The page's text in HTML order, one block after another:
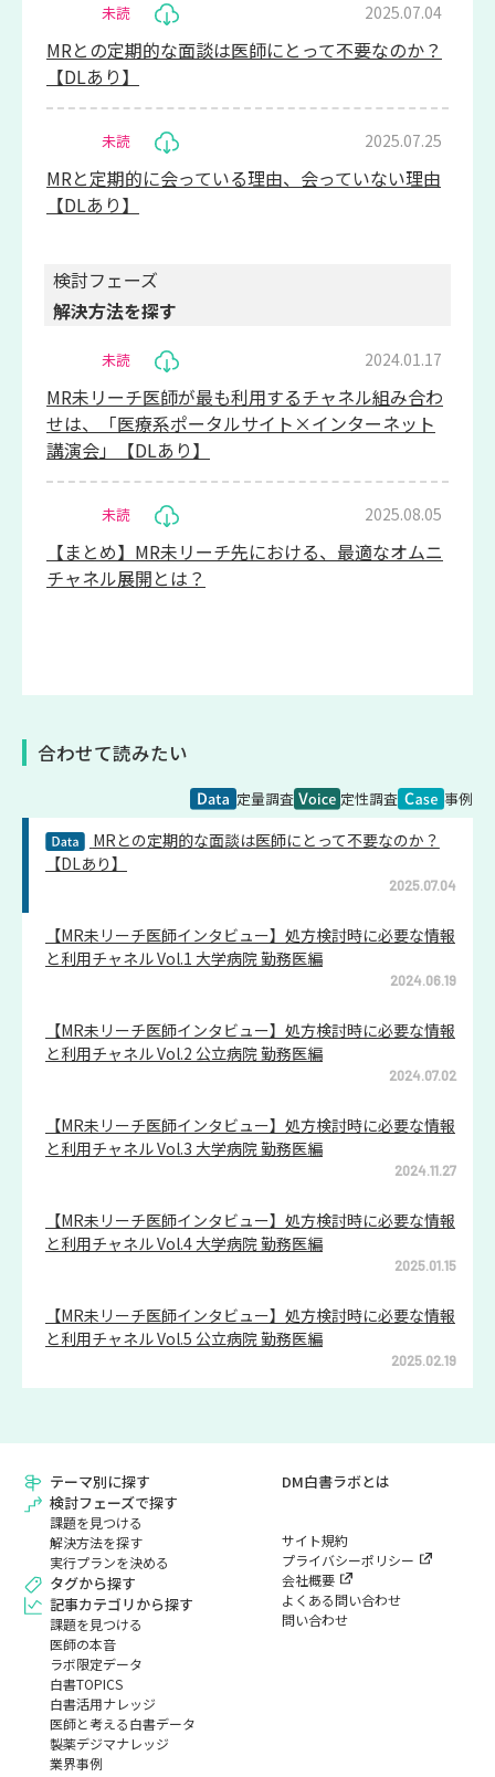
未読
MRとの定期的な面談は医師にとって不要なのか？
【DLあり】
2025.07.04
未読
MRと定期的に会っている理由、会っていない理由
【DLあり】
2025.07.25
検討フェーズ
解決方法を探す
未読
MR未リーチ医師が最も利用するチャネル組み合わ
せは、「医療系ポータルサイト×インターネット
講演会」【DLあり】
2024.01.17
未読
【まとめ】MR未リーチ先における、最適なオムニ
チャネル展開とは？
2025.08.05
合わせて読みたい
定量調査 定性調査 事例
MRとの定期的な面談は医師にとって不要なのか？
【DLあり】
2025.07.04
【MR未リーチ医師インタビュー】処方検討時に必要な情報
と利用チャネル Vol.1 大学病院 勤務医編
2024.06.19
【MR未リーチ医師インタビュー】処方検討時に必要な情報
と利用チャネル Vol.2 公立病院 勤務医編
2024.07.02
【MR未リーチ医師インタビュー】処方検討時に必要な情報
と利用チャネル Vol.3 大学病院 勤務医編
2024.11.27
【MR未リーチ医師インタビュー】処方検討時に必要な情報
と利用チャネル Vol.4 大学病院 勤務医編
2025.01.15
【MR未リーチ医師インタビュー】処方検討時に必要な情報
と利用チャネル Vol.5 公立病院 勤務医編
2025.02.19
テーマ別に探す
検討フェーズで探す
課題を見つける
解決方法を探す
実行プランを決める
タグから探す
記事カテゴリから探す
課題を見つける
医師の本音
ラボ限定データ
白書TOPICS
白書活用ナレッジ
医師と考える白書データ
製薬デジマナレッジ
業界事例
DM白書ラボとは
サイト規約
プライバシーポリシー
会社概要
よくある問い合わせ
問い合わせ